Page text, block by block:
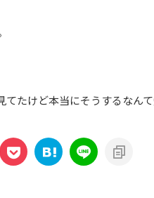
たけど本当にそうするなんて